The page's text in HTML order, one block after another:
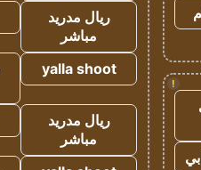
!
ريال مدريد
مباشر
yalla shoot
ريال مدريد
مباشر